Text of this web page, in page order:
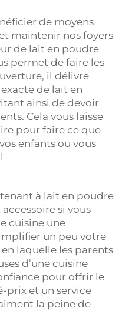
de moyens
maintenir nos foyers
de lait en poudre
permet de faire les
il délivre
de lait en
ainsi de devoir
Cela vous laisse
pour faire ce que
enfants ou vous
à lait en poudre
si vous
cuisine une
un peu votre
laquelle les parents
d’une cuisine
pour offrir le
prix et un service
la peine de